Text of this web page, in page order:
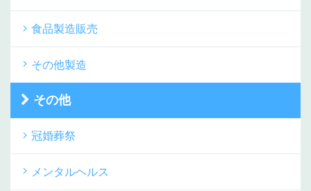
食品製造販売
その他製造
その他
冠婚葬祭
メンタルヘルス